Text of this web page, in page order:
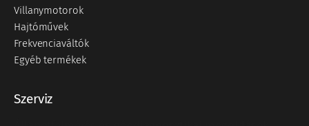
Villanymotorok
Hajtóművek
Frekvenciaváltók
Egyéb termékek
Szerviz